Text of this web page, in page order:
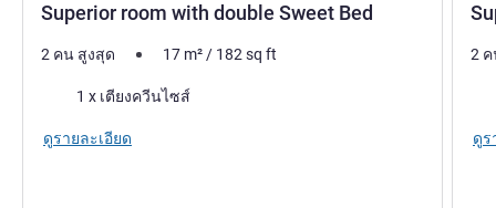
Superior room with double Sweet Bed
2 คน สูงสุด 17 m²/ 182sq ft
เครื่องนอน
1 x เตียงควีนไซส์
ดูรายละเอียด
2
ดูร